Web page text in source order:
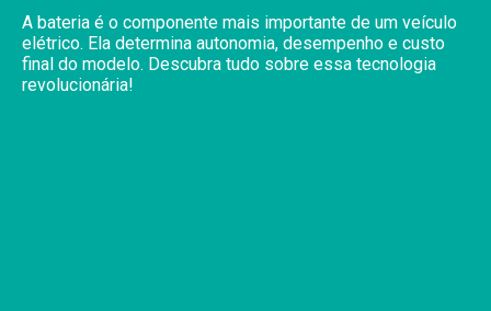
A bateria é o componente mais importante de um veículo
elétrico. Ela determina autonomia, desempenho e custo
final do modelo. Descubra tudo sobre essa tecnologia
revolucionária!